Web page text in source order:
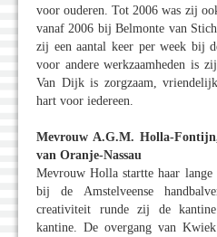
voor ouderen. Tot 2006 was zij
vanaf 2006 bij Belmonte van
zij een aantal keer per week bij
voor andere werkzaamheden is
Van Dijk is zorgzaam,
hart voor iedereen.
Mevrouw A.G.M. Holla-
van Oranje-Nassau
Mevrouw Holla startte haar
bij de Amstelveense
creativiteit runde zij de
kantine. De overgang van